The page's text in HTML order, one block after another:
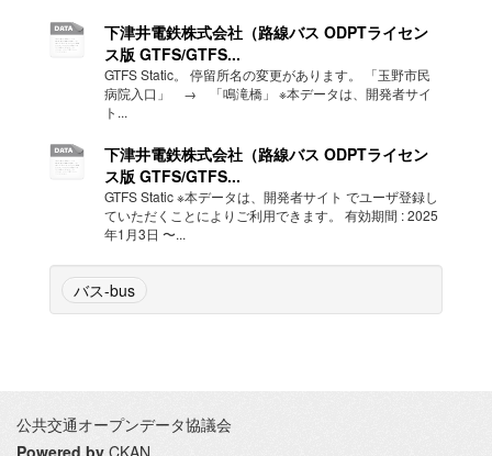
下津井電鉄株式会社（路線バス ODPTライセン
ス版 GTFS/GTFS...
GTFS Static。 停留所名の変更があります。 「玉野市民
病院入口」 → 「鳴滝橋」 ※本データは、開発者サイ
ト...
下津井電鉄株式会社（路線バス ODPTライセン
ス版 GTFS/GTFS...
GTFS Static ※本データは、開発者サイト でユーザ登録し
ていただくことによりご利用できます。 有効期間 : 2025
年1月3日 〜...
バス-bus
公共交通オープンデータ協議会
Powered by CKAN